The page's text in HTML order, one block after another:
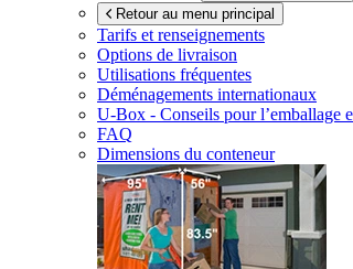
Retour au menu principal
Tarifs et renseignements
Options de livraison
Utilisations fréquentes
Déménagements internationaux
U-Box - Conseils pour l’emballage
FAQ
Dimensions du conteneur